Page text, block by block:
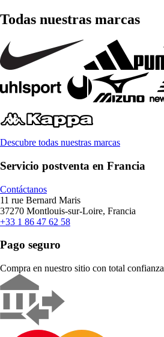
Todas nuestras marcas
Descubre todas nuestras marcas
Servicio postventa en Francia
Contáctanos
11 rue Bernard Maris
37270 Montlouis-sur-Loire, Francia
+33 1 86 47 62 58
Pago seguro
Compra en nuestro sitio con total confianza